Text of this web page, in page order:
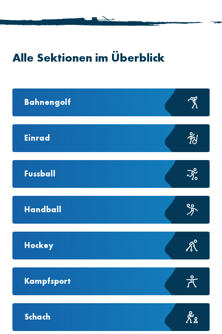
Alle Sektionen im Überblick
Bahnengolf
Einrad
Fussball
Handball
Hockey
Kampfsport
Schach